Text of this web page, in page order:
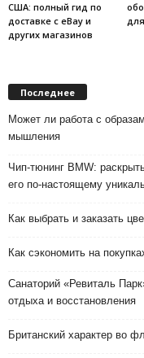
США: полный гид по
доставке с eBay и
других магазинов
Последнее
Может ли работа с
мышления
Чип-тюнинг BMW:
его по-настоящему
Как выбрать и заказать
Как сэкономить на
Санаторий «Ревиталь
отдыха и восстановления
Британский характер во